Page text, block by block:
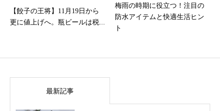
【餃子の王将】11月19日から
更に値上げへ。瓶ビールは税...
梅雨の時期に役立つ！注目の
防水アイテムと快適生活ヒン
ト
最新記事